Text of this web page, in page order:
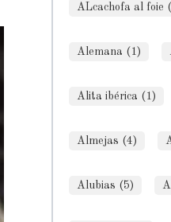
ALcachofa al foie
Alemana (1)
Alita ibérica (1)
Almejas (4)
Alubias (5)